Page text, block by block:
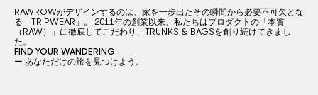
RAWROWがデザインするのは、家を一歩出たその瞬間から必要不可欠とな
る「TRIPWEAR」。 2011年の創業以来、私たちはプロダクトの「本質
（RAW）」に徹底してこだわり、TRUNKS & BAGSを創り続けてきまし
た。
FIND YOUR WANDERING
ー あなただけの旅を見つけよう。